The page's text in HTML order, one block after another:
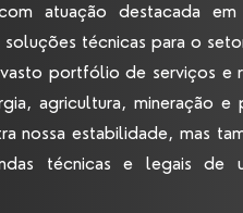
atuação destacada em
técnicas para o
portfólio de serviços e
agricultura, mineração e
nossa estabilidade, mas
técnicas e legais de